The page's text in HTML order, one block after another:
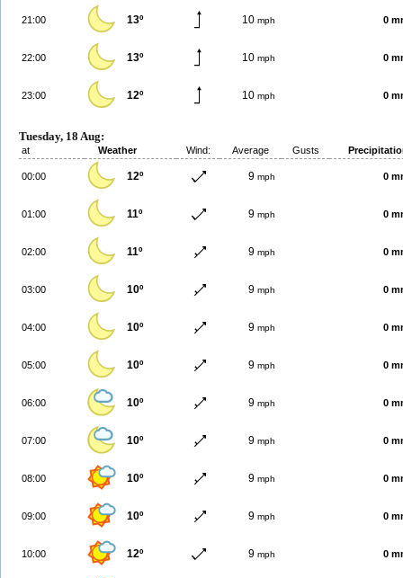
21:00 13º 10 mph 0
22:00 13º 10 mph 0
23:00 12º 10 mph 0
Tuesday, 18 Aug:
at Weather Wind: Average Gusts
00:00 12º 9 mph 0
01:00 11º 9 mph 0
02:00 11º 9 mph 0
03:00 10º 9 mph 0
04:00 10º 9 mph 0
05:00 10º 9 mph 0
06:00 10º 9 mph 0
07:00 10º 9 mph 0
08:00 10º 9 mph 0
09:00 10º 9 mph 0
10:00 12º 9 mph 0